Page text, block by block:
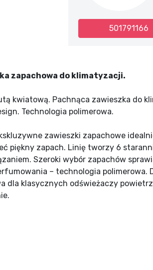
501791166
zapachowa do klimatyzacji.
kwiatową. Pachnąca zawieszka do
Technologia polimerowa.
zawieszki zapachowe
piękny zapach. Linię tworzy 6
Szeroki wybór zapachów
– technologia polimerowa.
dla klasycznych odświeżaczy